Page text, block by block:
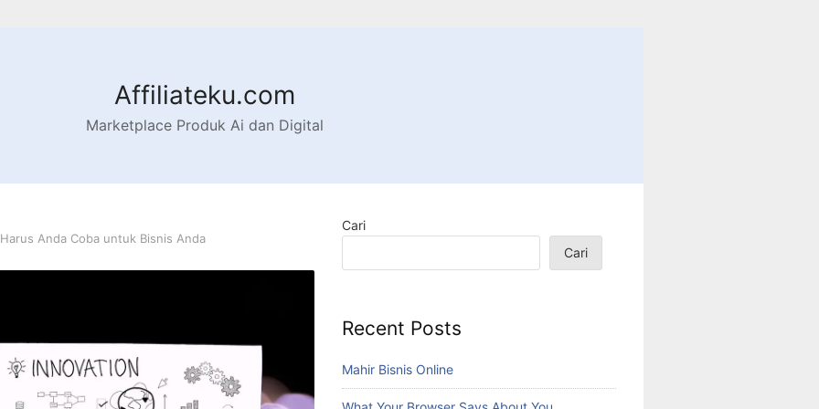
Affiliateku.com
Marketplace Produk Ai dan Digital
Anda Coba untuk Bisnis Anda
Cari
Cari
Recent Posts
Mahir Bisnis Online